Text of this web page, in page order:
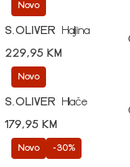
Novo
S.OLIVER
Haljina
229,95 KM
Novo
S.OLIVER
Hlače
179,95 KM
Novo -30%